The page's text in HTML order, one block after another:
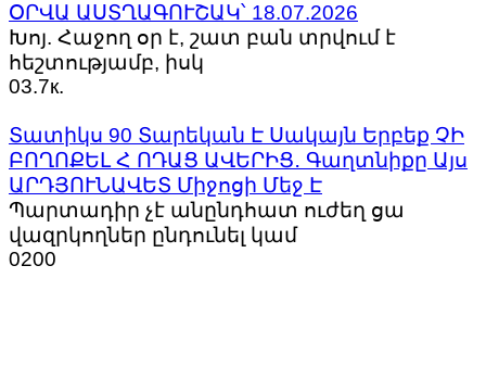
ՕՐՎԱ ԱՍՏՂԱԳՈՒՇԱԿ՝ 18.07.2026
Խոյ. Հաջող օր է, շատ բան տրվում է
հեշտությամբ, իսկ
03.7к.
Տատիկս 90 Տարեկան Է Սակայն Երբեք ՉԻ
ԲՈՂՈՔԵԼ Հ ՈԴԱՑ ԱՎԵՐԻՑ․ Գաղտնիքը Այս
ԱՐԴՅՈՒՆԱՎԵՏ Միջոցի Մեջ Է
Պարտադիր չէ անընդհատ ուժեղ ցա
վազրկողներ ընդունել կամ
0200